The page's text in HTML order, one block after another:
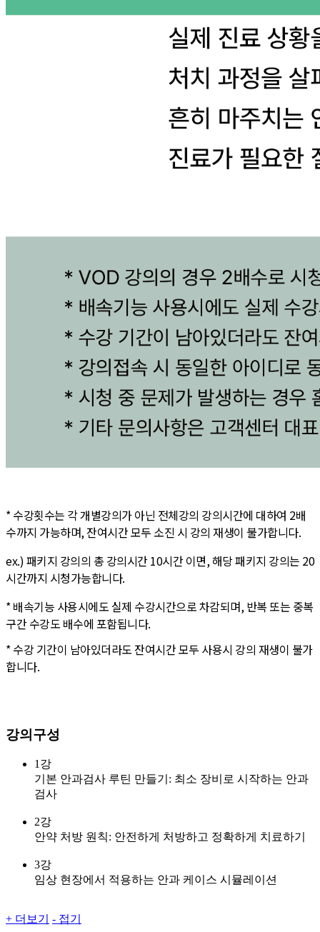
* 수강횟수는 각 개별강의가 아닌 전체강의 강의시간에 대하여 2배
수까지 가능하며, 잔여시간 모두 소진 시 강의 재생이 불가합니다.
ex.) 패키지 강의의 총 강의시간 10시간 이면, 해당 패키지 강의는 20
시간까지 시청가능합니다.
* 배속기능 사용시에도 실제 수강시간으로 차감되며, 반복 또는 중복
구간 수강도 배수에 포함됩니다.
* 수강 기간이 남아있더라도 잔여시간 모두 사용시 강의 재생이 불가
합니다.
강의구성
1강
기본 안과검사 루틴 만들기: 최소 장비로 시작하는 안과
검사
2강
안약 처방 원칙: 안전하게 처방하고 정확하게 치료하기
3강
임상 현장에서 적용하는 안과 케이스 시뮬레이션
+ 더보기 - 접기